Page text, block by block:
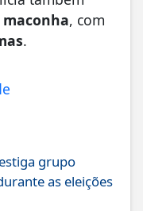
, com
.
grupo
as eleições